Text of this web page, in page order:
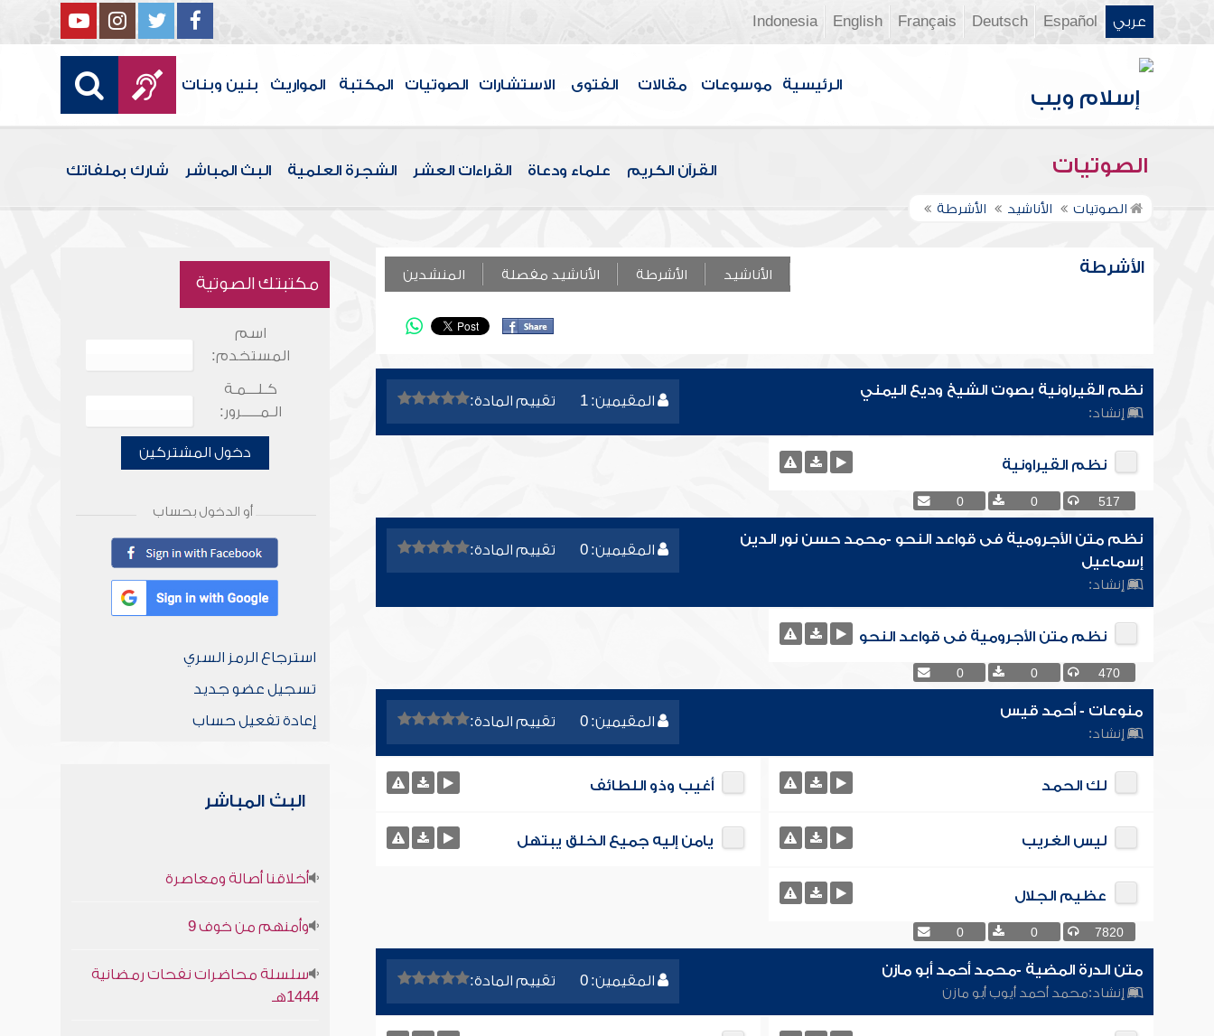
عربي Español
Deutsch
Français
English
Indonesia
الرئيسية موسوعات مقالات الفتوى الاستشارات الصوتيات المكتبة المواريث بنين وبنات
الصوتيات القرآن الكريم علماء ودعاة القراءات العشر الشجرة العلمية البث المباشر شارك بملفاتك
الصوتيات الأناشيد الأشرطة
الأشرطة الأناشيد الأشرطة الأناشيد مفصلة المنشدين
المقيمين: 1 تقييم المادة:
نظم القيراونية بصوت الشيخ وديع اليمني
إنشاد:
نظم القيراونية
517
0
0
المقيمين: 0 تقييم المادة:
نظم متن الأجرومية فى قواعد النحو -محمد حسن نور الدين
إسماعيل
إنشاد:
نظم متن الأجرومية فى قواعد النحو
470
0
0
المقيمين: 0 تقييم المادة:
منوعات - أحمد قيس
إنشاد:
لك الحمد أغيب وذو اللطائف
ليس الغريب يامن إليه جميع الخلق يبتهل
عظيم الجلال
7820
0
0
المقيمين: 0 تقييم المادة:
متن الدرة المضية -محمد أحمد أبو مازن
إنشاد:محمد أحمد أيوب أبو مازن
مكتبتك الصوتية
اسم
المستخدم:
كـلـــمـة
الـمـــــرور:
دخول المشتركين
أو الدخول بحساب
استرجاع الرمز السري
تسجيل عضو جديد
إعادة تفعيل حساب
البث المباشر
أخلاقنا أصالة ومعاصرة
وأمنهم من خوف 9
سلسلة محاضرات نفحات رمضانية
1444هـ